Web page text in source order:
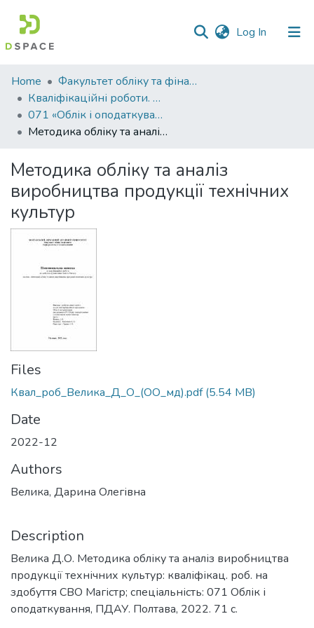
Log In (current)
Communities
&
Collections
All of DSpace
Statistics
Home
Факультет обліку та фінансів
Кваліфікаційні роботи. Факультет обліку та фінансів
071 «Облік і оподаткування» - Магістри 2022-2023
Методика обліку та аналіз виробництва продукції технічних культур
Методика обліку та аналіз
виробництва продукції технічних
культур
Files
Квал_роб_Велика_Д_О_(ОО_мд).pdf(5.54 MB)
Date
2022-12
Authors
Велика, Дарина Олегівна
Description
Велика Д.О. Методика обліку та аналіз виробництва
продукції технічних культур: кваліфікац. роб. на
здобуття СВО Магістр; спеціальність: 071 Облік і
оподаткування, ПДАУ. Полтава, 2022. 71 с.